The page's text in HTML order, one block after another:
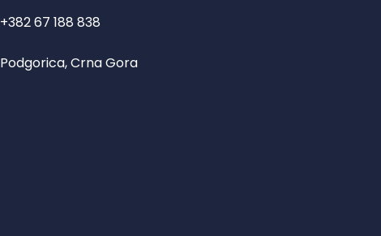
+382 67 188 838
Podgorica, Crna Gora